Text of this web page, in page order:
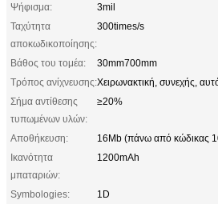
Ψήφισμα:
3mil
Ταχύτητα
αποκωδικοποίησης:
300times/s
Βάθος του τομέα:
30mm700mm
Τρόπος ανίχνευσης:Χειρωνακτική, συνεχής,
Σήμα αντίθεσης
τυπωμένων υλών:
≥20%
Αποθήκευση:
16Mb (πάνω από κώδικας
Ικανότητα
μπαταριών:
1200mAh
Symbologies:
1D